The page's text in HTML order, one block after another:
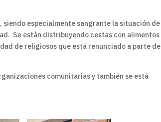
siendo especialmente sangrante la situación de
Se están distribuyendo cestas con alimentos
de religiosos que está renunciado a parte de
comunitarias y también se está